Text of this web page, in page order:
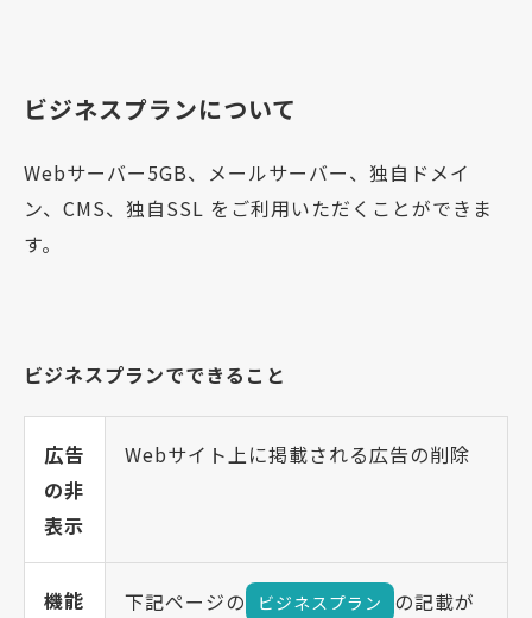
ビジネスプランについて
Webサーバー5GB、メールサーバー、独自ドメイ
ン、CMS、独自SSL をご利用いただくことができま
す。
ビジネスプランでできること
広告
の非
表示
Webサイト上に掲載される広告の削除
機能
下記ページの ビジネスプラン
の記載が